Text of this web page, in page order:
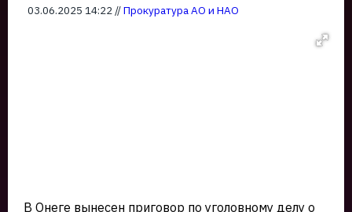
03.06.2025 14:22 //Прокуратура АО и НАО
В Онеге вынесен приговор по уголовному делу о